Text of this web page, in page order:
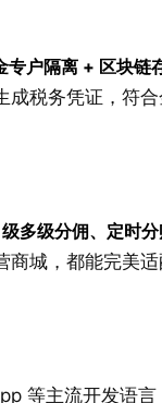
专户隔离 + 区块链
税务凭证，符
多级分佣、定时
城，都能完美
等主流开发语言